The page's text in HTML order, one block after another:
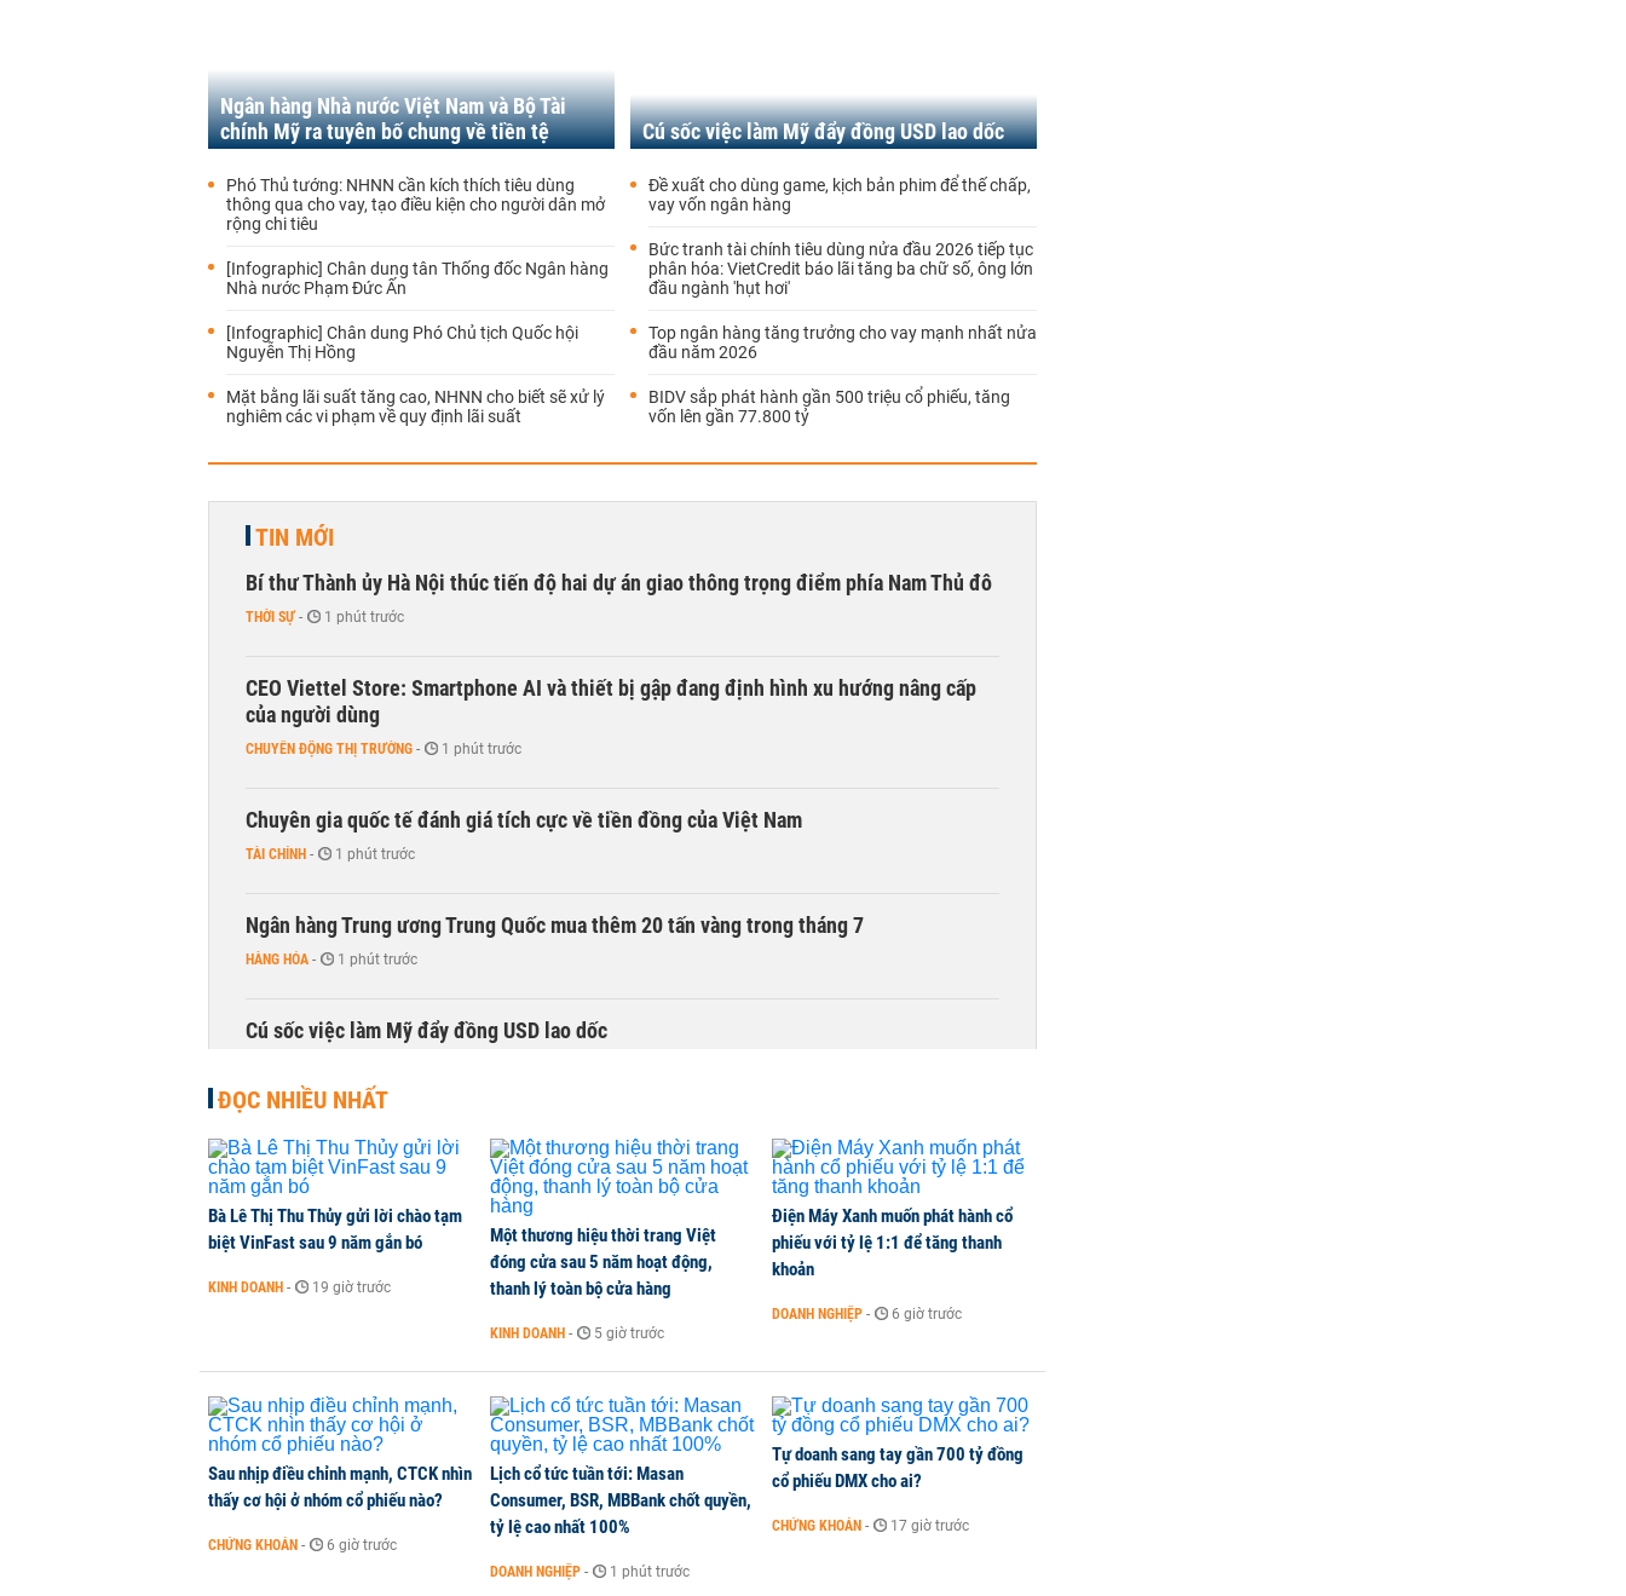
Ngân hàng Nhà nước Việt Nam và Bộ Tài
chính Mỹ ra tuyên bố chung về tiền tệ
Phó Thủ tướng: NHNN cần kích thích tiêu dùng
thông qua cho vay, tạo điều kiện cho người dân mở
rộng chi tiêu
[Infographic] Chân dung tân Thống đốc Ngân hàng
Nhà nước Phạm Đức Ấn
[Infographic] Chân dung Phó Chủ tịch Quốc hội
Nguyễn Thị Hồng
Mặt bằng lãi suất tăng cao, NHNN cho biết sẽ xử lý
nghiêm các vi phạm về quy định lãi suất
Cú sốc việc làm Mỹ đẩy đồng USD lao dốc
Đề xuất cho dùng game, kịch bản phim để thế chấp,
vay vốn ngân hàng
Bức tranh tài chính tiêu dùng nửa đầu 2026 tiếp tục
phân hóa: VietCredit báo lãi tăng ba chữ số, ông lớn
đầu ngành 'hụt hơi'
Top ngân hàng tăng trưởng cho vay mạnh nhất nửa
đầu năm 2026
BIDV sắp phát hành gần 500 triệu cổ phiếu, tăng
vốn lên gần 77.800 tỷ
TIN MỚI
Bí thư Thành ủy Hà Nội thúc tiến độ hai dự án giao thông trọng điểm phía Nam Thủ đô
THỜI SỰ - 1 phút trước
CEO Viettel Store: Smartphone AI và thiết bị gập đang định hình xu hướng nâng cấp
của người dùng
CHUYỂN ĐỘNG THỊ TRƯỜNG - 1 phút trước
Chuyên gia quốc tế đánh giá tích cực về tiền đồng của Việt Nam
TÀI CHÍNH - 1 phút trước
Ngân hàng Trung ương Trung Quốc mua thêm 20 tấn vàng trong tháng 7
HÀNG HÓA - 1 phút trước
Cú sốc việc làm Mỹ đẩy đồng USD lao dốc
AEON bán mảng siêu thị tại Thái Lan, dồn lực cho ‘cuộc chiến’ tại Việt Nam
KINH DOANH 1 phút trước
Hà Nội xem xét gia hạn thủ tục 6 dự án lớn
Lịch cổ tức tuần tới: Masan Consumer, BSR, MBBank chốt quyền, tỷ lệ cao nhất 100%
ĐỌC NHIỀU NHẤT
Bà Lê Thị Thu Thủy gửi lời chào tạm
biệt VinFast sau 9 năm gắn bó
KINH DOANH - 19 giờ trước
Một thương hiệu thời trang Việt
đóng cửa sau 5 năm hoạt động,
thanh lý toàn bộ cửa hàng
KINH DOANH - 5 giờ trước
Điện Máy Xanh muốn phát hành cổ
phiếu với tỷ lệ 1:1 để tăng thanh
khoản
DOANH NGHIỆP - 6 giờ trước
Sau nhịp điều chỉnh mạnh, CTCK nhìn
thấy cơ hội ở nhóm cổ phiếu nào?
CHỨNG KHOÁN - 6 giờ trước
Lịch cổ tức tuần tới: Masan
Consumer, BSR, MBBank chốt quyền,
tỷ lệ cao nhất 100%
DOANH NGHIỆP - 1 phút trước
Tự doanh sang tay gần 700 tỷ đồng
cổ phiếu DMX cho ai?
CHỨNG KHOÁN - 17 giờ trước